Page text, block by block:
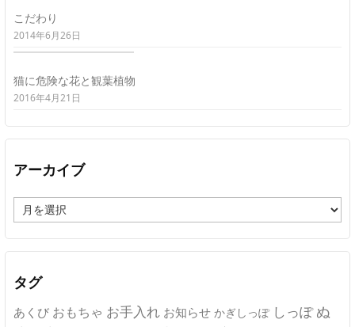
こだわり
2014年6月26日
猫に危険な花と観葉植物
2016年4月21日
アーカイブ
ー
カ
イ
タグ
あくび おもちゃ お手入れ お知らせ かぎしっぽ しっぽ ぬ